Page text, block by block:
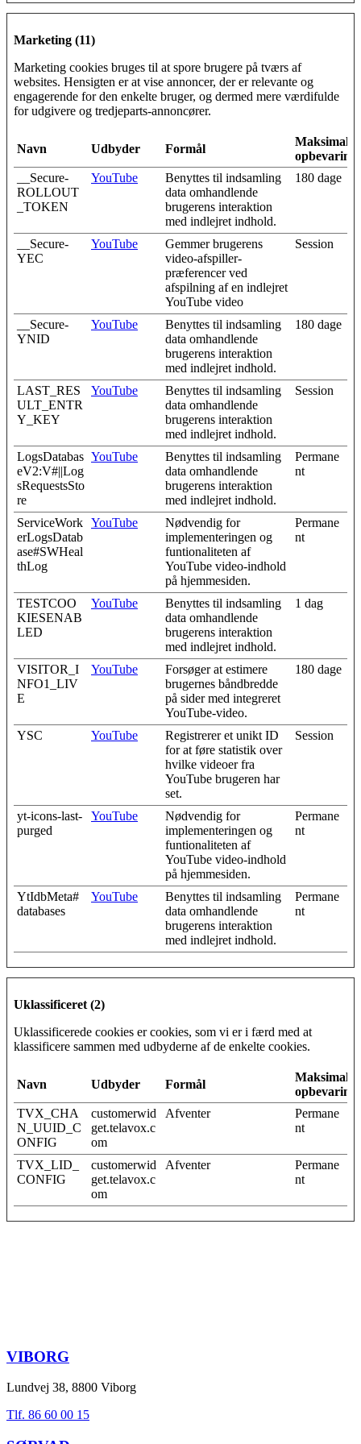
Marketing (11)
Marketing cookies bruges til at spore brugere på tværs af
websites. Hensigten er at vise annoncer, der er relevante og
engagerende for den enkelte bruger, og dermed mere værdifulde
for udgivere og tredjeparts-annoncører.
Navn Udbyder Formål
Maksimal
__Secure-
ROLLOUT
_TOKEN
YouTube
Benyttes til indsamling
data omhandlende
brugerens interaktion
med indlejret indhold.
180 dage
__Secure-
YEC
YouTube
Gemmer brugerens
video-afspiller-
præferencer ved
afspilning af en indlejret
YouTube video
Session
__Secure-
YNID
YouTube
Benyttes til indsamling
data omhandlende
brugerens interaktion
med indlejret indhold.
180 dage
LAST_RES
ULT_ENTR
Y_KEY
YouTube
Benyttes til indsamling
data omhandlende
brugerens interaktion
med indlejret indhold.
Session
LogsDatabas
eV2:V#||Log
sRequestsSto
re
YouTube
Benyttes til indsamling
data omhandlende
brugerens interaktion
med indlejret indhold.
Permane
nt
ServiceWork
erLogsDatab
ase#SWHeal
thLog
YouTube
Nødvendig for
implementeringen og
funtionaliteten af
YouTube video-indhold
på hjemmesiden.
Permane
nt
TESTCOO
KIESENAB
LED
YouTube
Benyttes til indsamling
data omhandlende
brugerens interaktion
med indlejret indhold.
1 dag
VISITOR_I
NFO1_LIV
E
YouTube
Forsøger at estimere
brugernes båndbredde
på sider med integreret
YouTube-video.
180 dage
YSC YouTube
Registrerer et unikt ID
for at føre statistik over
hvilke videoer fra
YouTube brugeren har
set.
Session
yt-icons-last-
purged
YouTube
Nødvendig for
implementeringen og
funtionaliteten af
YouTube video-indhold
på hjemmesiden.
Permane
nt
YtIdbMeta#
databases
YouTube
Benyttes til indsamling
data omhandlende
brugerens interaktion
med indlejret indhold.
Permane
nt
Uklassificeret (2)
Uklassificerede cookies er cookies, som vi er i færd med at
klassificere sammen med udbyderne af de enkelte cookies.
Navn Udbyder Formål
Maksimal
TVX_CHA
N_UUID_C
ONFIG
customerwid
get.telavox.c
om
Afventer
Permane
nt
TVX_LID_
CONFIG
customerwid
get.telavox.c
om
Afventer
Permane
nt
VIBORG
Lundvej 38, 8800 Viborg
Tlf. 86 60 00 15